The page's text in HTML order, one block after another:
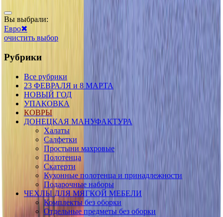
Вы выбрали:
Евро✖
очистить выбор
Рубрики
Все рубрики
23 ФЕВРАЛЯ и 8 МАРТА
НОВЫЙ ГОД
УПАКОВКА
КОВРЫ
ДОНЕЦКАЯ МАНУФАКТУРА
Халаты
Салфетки
Простыни махровые
Полотенца
Скатерти
Кухонные полотенца и принадлежности
Подарочные наборы
ЧЕХЛЫ ДЛЯ МЯГКОЙ МЕБЕЛИ
Комплекты без оборки
Отдельные предметы без оборки